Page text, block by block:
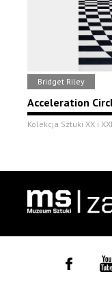
Bridget Riley
Acceleration
Kolekcja Sztuki XX i